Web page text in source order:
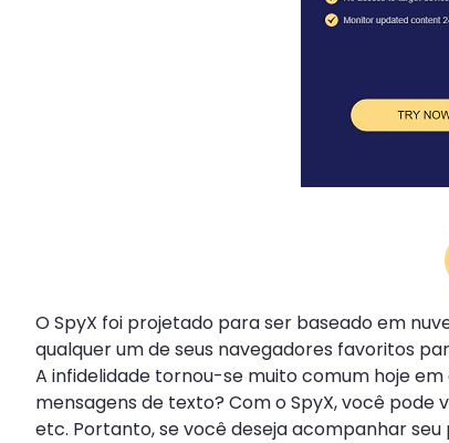
O SpyX foi projetado para ser baseado em
qualquer um de seus navegadores favoritos
A infidelidade tornou-se muito comum hoje
mensagens de texto? Com o SpyX, você
etc. Portanto, se você deseja acompanhar